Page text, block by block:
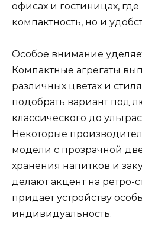
офисах и гостиницах,
компактность, но и
Особое внимание
Компактные агрегаты
различных цветах и
подобрать вариант под
классического до
Некоторые
модели с прозрачной
хранения напитков и
делают акцент на ретро-
придаёт устройству
индивидуальность.